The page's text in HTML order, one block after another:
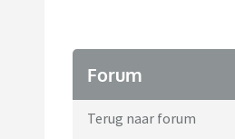
Forum
Terug naar forum